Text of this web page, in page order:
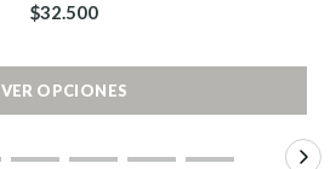
$32.500
VER OPCIONES